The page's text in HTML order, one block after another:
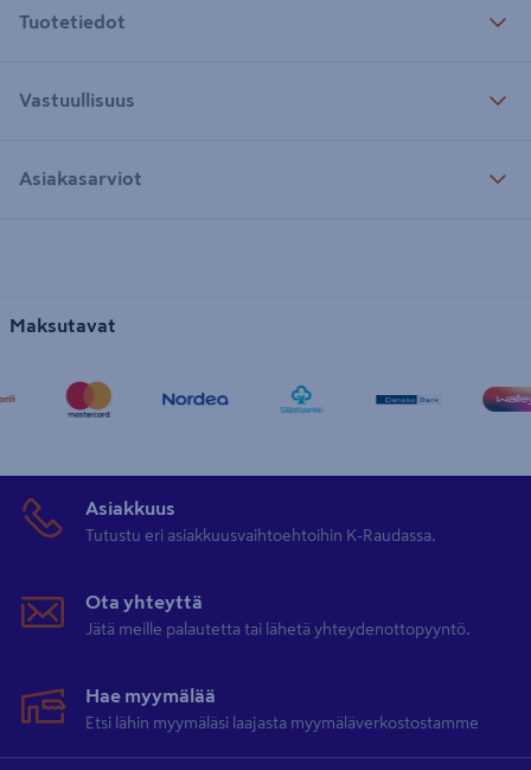
Tuotetiedot
Vastuullisuus
Asiakasarviot
Maksutavat
Asiakkuus
Tutustu eri asiakkuusvaihtoehtoihin K-Raudassa.
Ota yhteyttä
Jätä meille palautetta tai lähetä yhteydenottopyyntö.
Hae myymälää
Etsi lähin myymäläsi laajasta myymäläverkostostamme